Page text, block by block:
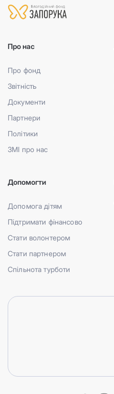
Про нас
Про фонд
Звітність
Документи
Партнери
Політики
ЗМІ про нас
Допомогти
Допомога дітям
Підтримати фінансово
Стати волонтером
Стати партнером
Спільнота турботи